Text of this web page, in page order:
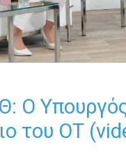
Ο
του ΟΤ